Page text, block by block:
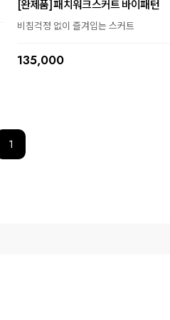
[완제품] 패치워크스커트 바이패턴
비침걱정 없이 즐겨입는 스커트
135,000
1